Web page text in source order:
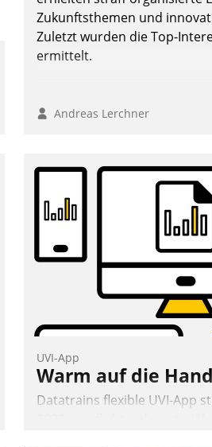
Zukunftsthemen und
Zuletzt wurden die Top-
ermittelt.
Andreas Lerchner
UVI-App
Warm auf die Hand
Datatrains flexible UVI-App